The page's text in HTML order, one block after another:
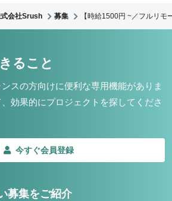
会社Srush 募集 【時給1500円 ~／フルリ
ること
スの方向けに便利な専用機能がありま
効果的にプロジェクトを探してくださ
今すぐ会員登録
募集をご紹介